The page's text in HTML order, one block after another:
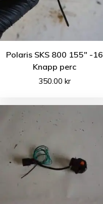
Polaris SKS 800 155″ -16
Knapp perc
350.00kr